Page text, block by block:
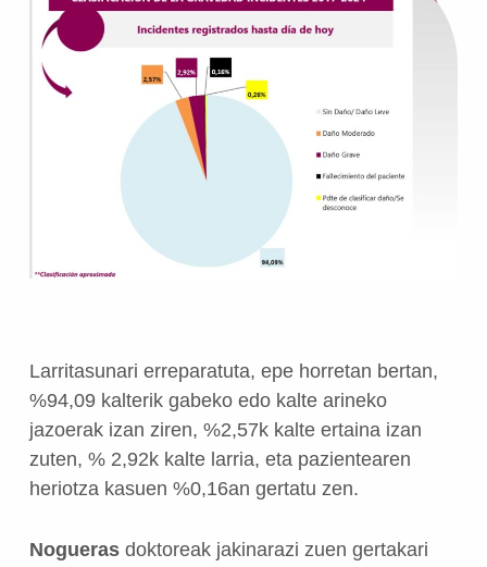
Larritasunari erreparatuta, epe horretan bertan,
%94,09 kalterik gabeko edo kalte arineko
jazoerak izan ziren, %2,57k kalte ertaina izan
zuten, % 2,92k kalte larria, eta pazientearen
heriotza kasuen %0,16an gertatu zen.
Noguerasdoktoreak jakinarazi zuen gertakari